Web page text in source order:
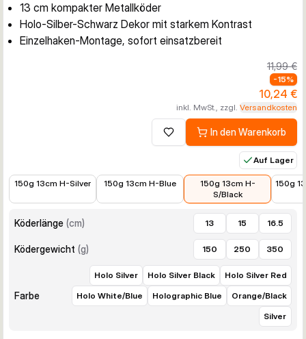
13 cm kompakter Metallköder
Holo-Silber-Schwarz Dekor mit starkem Kontrast
Einzelhaken-Montage, sofort einsatzbereit
11,99 €
-15%
10,24 €
inkl. MwSt., zzgl. Versandkosten
Zur Wunschliste hinzufügen
In den Warenkorb
Auf Lager
150g 13cm H-Silver
150g 13cm H-Blue
150g 13cm H-
S/Black
9,89 €
150g
Köderlänge (cm) 13 15 16.5
Ködergewicht (g) 150 250 350
Farbe
Holo Silver Holo Silver Black
Holo Silver Red
Holo White/Blue
Holographic Blue
Orange/Black
Silver